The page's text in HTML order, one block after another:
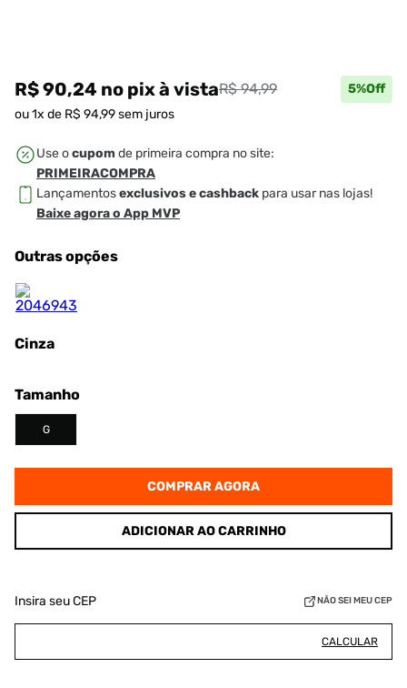
R$ 90,24 no pixà vistaR$ 94,99 5%Off
ou1x de R$ 94,99sem juros
Use ocupom de primeira compra no site:
PRIMEIRACOMPRA
Lançamentosexclusivos e cashback para usar nas lojas!
Baixe agora o App MVP
Outras opções
Cinza
Tamanho
G
COMPRAR AGORA
ADICIONAR AO CARRINHO
Insira seu CEP NÃO SEI MEU CEP
CALCULAR